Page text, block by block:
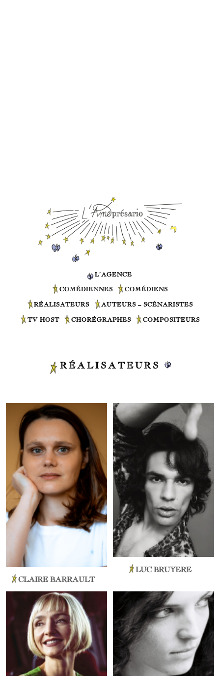
L’AGENCE
COMÉDIENNES COMÉDIENS
RÉALISATEURS AUTEURS – SCÉNARISTES
TV HOST CHORÉGRAPHES COMPOSITEURS
RÉALISATEURS
CLAIRE BARRAULT
LUC BRUYERE